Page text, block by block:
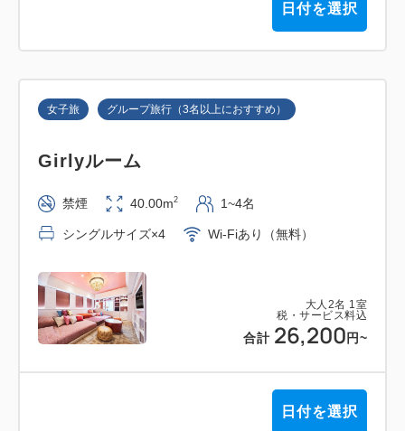
牛ステーキ／ハッシュドビーフ／ポークスペアリブ／
水ナスと生ハムのサラダ／鶏むね肉のオレンジママレ
ぎり寿司（まぐろ・サーモン・うなぎ・エビ）
ドックパン／トルティーヤ／ソーセージ／チョリソー
／チリコンカン／フライドオニオン／ベーコン／ピク
ルス／チーズ
フリルレタス／レッドキャベツ／赤水菜／ミニトマト
日付を選択
大人 2名 1室
税・サービス料込
合計 26,200 円~
女子旅 グループ旅行（3名以上におすすめ）
Girlyルーム
禁煙 40.00m2 1~4名
シングルサイズ×4 Wi-Fiあり（無料）
日付を選択